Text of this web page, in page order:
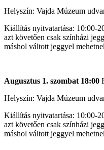
Helyszín: Vajda Múzeum
Kiállítás nyitvatartása: 10:00-
azt követően csak színházi
máshol váltott jeggyel
Augusztus 1. szombat 18:00
Helyszín: Vajda Múzeum
Kiállítás nyitvatartása: 10:00-
azt követően csak színházi
máshol váltott jeggyel